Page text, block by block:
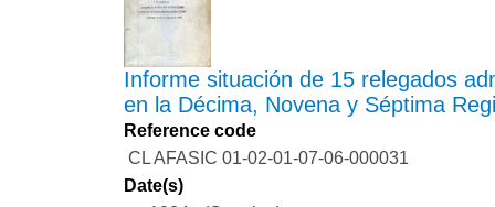
Informe situación de 15 relegados
en la Décima, Novena y Séptima
Reference code
CL AFASIC 01-02-01-07-06-000031
Date(s)